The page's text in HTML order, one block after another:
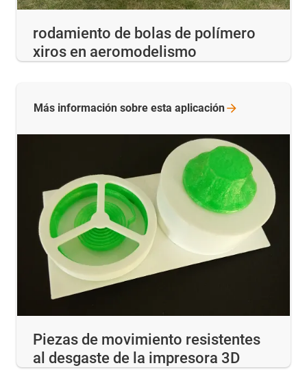
rodamiento de bolas de polímero
xiros en aeromodelismo
Piezas de movimiento resistentes
al desgaste de la impresora 3D
Más información sobre esta aplicación